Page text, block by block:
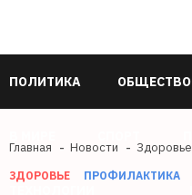
ПОЛИТИКА ОБЩЕСТВО
Главная Новости Здоровье
ЗДОРОВЬЕ ПРОФИЛАКТИКА